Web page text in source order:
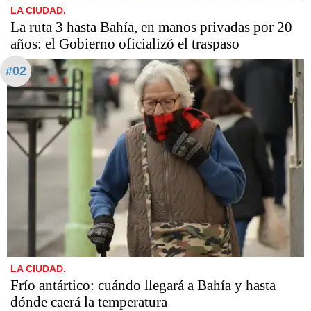
LA CIUDAD.
La ruta 3 hasta Bahía, en manos privadas por 20
años: el Gobierno oficializó el traspaso
#02
LA CIUDAD.
Frío antártico: cuándo llegará a Bahía y hasta
dónde caerá la temperatura